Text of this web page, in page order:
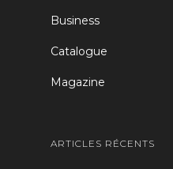
Business
Catalogue
Magazine
ARTICLES RÉCENTS